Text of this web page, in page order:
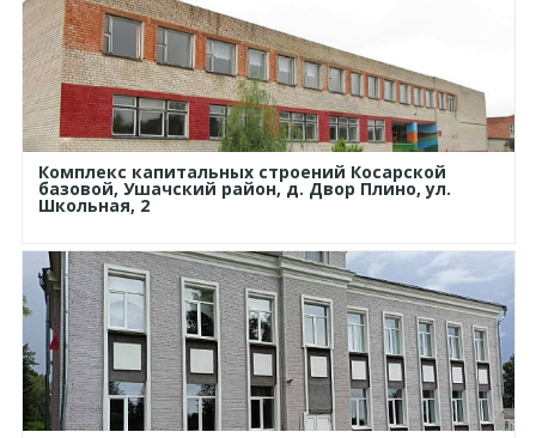
Комплекс капитальных строений Косарской
базовой, Ушачский район, д. Двор Плино, ул.
Школьная, 2